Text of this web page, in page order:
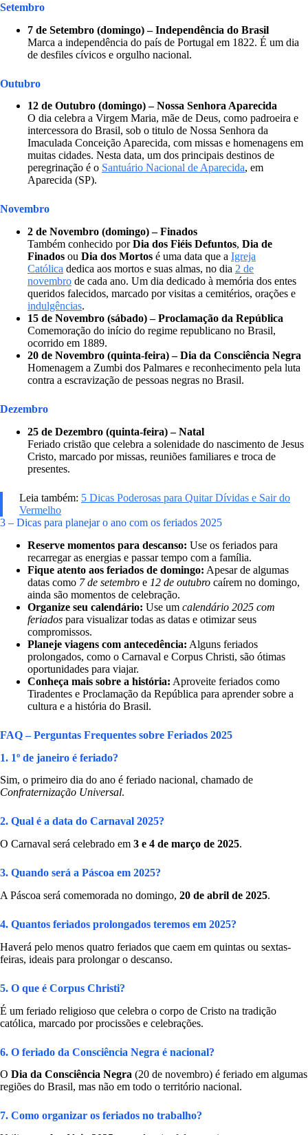
Setembro
7 de Setembro (domingo) – Independência do Brasil
Marca a independência do país de Portugal em 1822. É um dia
de desfiles cívicos e orgulho nacional.
Outubro
12 de Outubro (domingo) – Nossa Senhora Aparecida
O dia celebra a Virgem Maria, mãe de Deus, como padroeira e
intercessora do Brasil, sob o titulo de Nossa Senhora da
Imaculada Conceição Aparecida, com missas e homenagens em
muitas cidades. Nesta data, um dos principais destinos de
peregrinação é o Santuário Nacional de Aparecida, em
Aparecida (SP).
Novembro
2 de Novembro (domingo) – Finados
Também conhecido porDia dos Fiéis Defuntos, Dia de
Finados ou Dia dos Mortos é uma data que a Igreja
Católica dedica aos mortos e suas almas, no dia 2 de
novembro de cada ano. Um dia dedicado à memória dos entes
queridos falecidos, marcado por visitas a cemitérios, orações e
indulgências.
15 de Novembro (sábado) – Proclamação da República
Comemoração do início do regime republicano no Brasil,
ocorrido em 1889.
20 de Novembro (quinta-feira) – Dia da Consciência Negra
Homenagem a Zumbi dos Palmares e reconhecimento pela luta
contra a escravização de pessoas negras no Brasil.
Dezembro
25 de Dezembro (quinta-feira) – Natal
Feriado cristão que celebra a solenidade do nascimento de Jesus
Cristo, marcado por missas, reuniões familiares e troca de
presentes.
Leia também: 5 Dicas Poderosas para Quitar Dívidas e Sair do
Vermelho
3 – Dicas para planejar o ano com os feriados 2025
Reserve momentos para descanso: Use os feriados para
recarregar as energias e passar tempo com a família.
Fique atento aos feriados de domingo: Apesar de algumas
datas como 7 de setembro e 12 de outubro caírem no domingo,
ainda são momentos de celebração.
Organize seu calendário: Use um calendário 2025 com
feriados para visualizar todas as datas e otimizar seus
compromissos.
Planeje viagens com antecedência: Alguns feriados
prolongados, como o Carnaval e Corpus Christi, são ótimas
oportunidades para viajar.
Conheça mais sobre a história: Aproveite feriados como
Tiradentes e Proclamação da República para aprender sobre a
cultura e a história do Brasil.
FAQ – Perguntas Frequentes sobre Feriados 2025
1. 1º de janeiro é feriado?
Sim, o primeiro dia do ano é feriado nacional, chamado de
Confraternização Universal.
2. Qual é a data do Carnaval 2025?
O Carnaval será celebrado em 3 e 4 de março de 2025.
3. Quando será a Páscoa em 2025?
A Páscoa será comemorada no domingo, 20 de abril de 2025.
4. Quantos feriados prolongados teremos em 2025?
Haverá pelo menos quatro feriados que caem em quintas ou sextas-
feiras, ideais para prolongar o descanso.
5. O que é Corpus Christi?
É um feriado religioso que celebra o corpo de Cristo na tradição
católica, marcado por procissões e celebrações.
6. O feriado da Consciência Negra é nacional?
O Dia da Consciência Negra (20 de novembro) é feriado em algumas
regiões do Brasil, mas não em todo o território nacional.
7. Como organizar os feriados no trabalho?